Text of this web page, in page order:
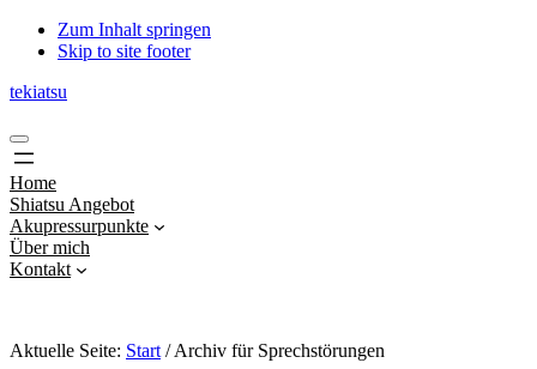
Zum Inhalt springen
Skip to site footer
tekiatsu
Shiatsu
bringt
Energie
in
Fluss...
Menu
Home
Shiatsu Angebot
Akupressurpunkte
Über mich
Kontakt
Aktuelle Seite: Start /Archiv für Sprechstörungen